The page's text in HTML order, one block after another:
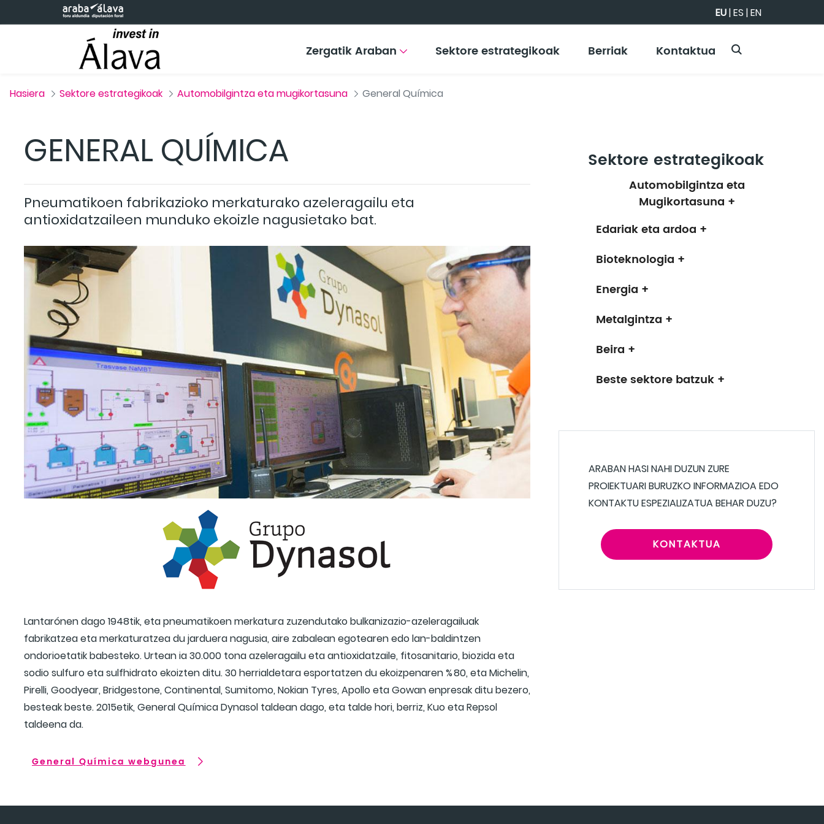
Eduki nagusira joan EU|ES |EN
Zergatik Araban Sektore estrategikoak Berriak Kontaktua
Hasiera Sektore estrategikoak Automobilgintza eta mugikortasuna General Química
GENERAL QUÍMICA
Pneumatikoen fabrikazioko merkaturako azeleragailu eta
antioxidatzaileen munduko ekoizle nagusietako bat.
Lantarónen dago 1948tik, eta pneumatikoen merkatura zuzendutako bulkanizazio-azeleragailuak
fabrikatzea eta merkaturatzea du jarduera nagusia, aire zabalean egotearen edo lan-baldintzen
ondorioetatik babesteko. Urtean ia 30.000 tona azeleragailu eta antioxidatzaile, fitosanitario, biozida eta
sodio sulfuro eta sulfhidrato ekoizten ditu. 30 herrialdetara esportatzen du ekoizpenaren % 80, eta Michelin,
Pirelli, Goodyear, Bridgestone, Continental, Sumitomo, Nokian Tyres, Apollo eta Gowan enpresak ditu bezero,
besteak beste. 2015etik, General Química Dynasol taldean dago, eta talde hori, berriz, Kuo eta Repsol
taldeena da.
General Química webgunea
Sektore estrategikoak
Automobilgintza eta
Mugikortasuna +
Edariak eta ardoa +
Bioteknologia +
Energia +
Metalgintza +
Beira +
Beste sektore batzuk +
ARABAN HASI NAHI DUZUN ZURE
PROIEKTUARI BURUZKO INFORMAZIOA EDO
KONTAKTU ESPEZIALIZATUA BEHAR DUZU?
KONTAKTUA